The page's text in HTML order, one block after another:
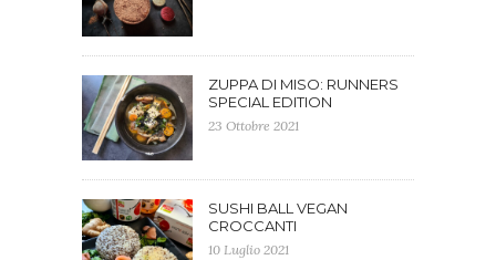
ZUPPA DI MISO: RUNNERS
SPECIAL EDITION
23 Ottobre 2021
SUSHI BALL VEGAN
CROCCANTI
10 Luglio 2021